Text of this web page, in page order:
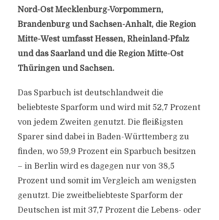
Nord-Ost Mecklenburg-Vorpommern,
Brandenburg und Sachsen-Anhalt, die Region
Mitte-West umfasst Hessen, Rheinland-Pfalz
und das Saarland und die Region Mitte-Ost
Thüringen und Sachsen.
Das Sparbuch ist deutschlandweit die
beliebteste Sparform und wird mit 52,7 Prozent
von jedem Zweiten genutzt. Die fleißigsten
Sparer sind dabei in Baden-Württemberg zu
finden, wo 59,9 Prozent ein Sparbuch besitzen
– in Berlin wird es dagegen nur von 38,5
Prozent und somit im Vergleich am wenigsten
genutzt. Die zweitbeliebteste Sparform der
Deutschen ist mit 37,7 Prozent die Lebens- oder